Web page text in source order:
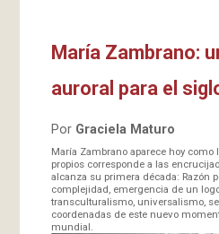
María Zambrano:
auroral para el
Por Graciela Maturo
María Zambrano aparece hoy
propios corresponde a las
alcanza su primera década: Razón
complejidad, emergencia de un
transculturalismo, universalismo,
coordenadas de este nuevo
mundial.